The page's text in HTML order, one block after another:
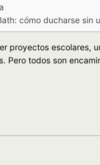
cómo ducharse sin
proyectos escolares,
Pero todos son